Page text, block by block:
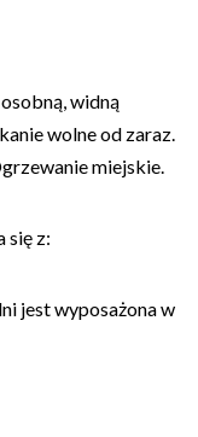
widną
wolne od zaraz.
miejskie.
się z:
jest wyposażona w